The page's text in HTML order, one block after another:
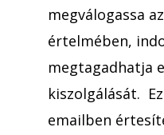
megválogassa
értelmében,
megtagadhatja
kiszolgálását.
emailben